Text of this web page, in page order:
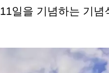
일을 기념하는 기념